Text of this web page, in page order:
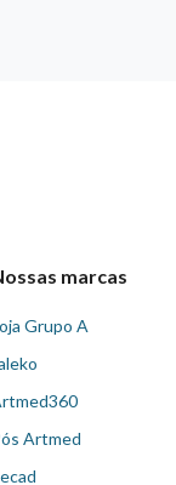
marcas
Grupo A
Artmed